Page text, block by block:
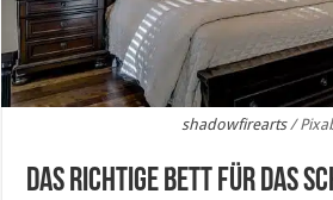
shadowfirearts/
Das richtige Bett für das